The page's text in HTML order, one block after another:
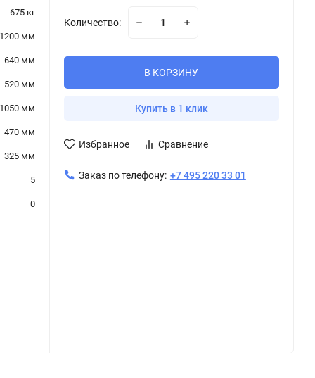
675 кг
1200 мм
640 мм
520 мм
1050 мм
470 мм
325 мм
5
0
Количество:
В КОРЗИНУ
Купить в 1 клик
Избранное Сравнение
Заказ по телефону: +7 495 220 33 01